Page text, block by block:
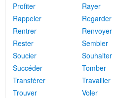
Profiter
Rayer
Rappeler
Regarder
Rentrer
Renvoyer
Rester
Sembler
Soucier
Souhaiter
Succéder
Tomber
Transférer
Travailler
Trouver
Voler